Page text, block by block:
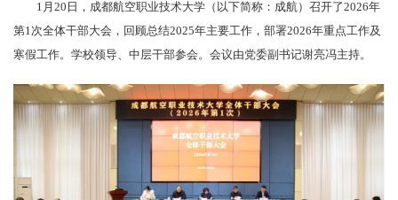
1月20日，成都航空职业技术大学（以下简称：成航）召开了2026年
第1次全体干部大会，回顾总结2025年主要工作，部署2026年重点工作及
寒假工作。学校领导、中层干部参会。会议由党委副书记谢亮冯主持。